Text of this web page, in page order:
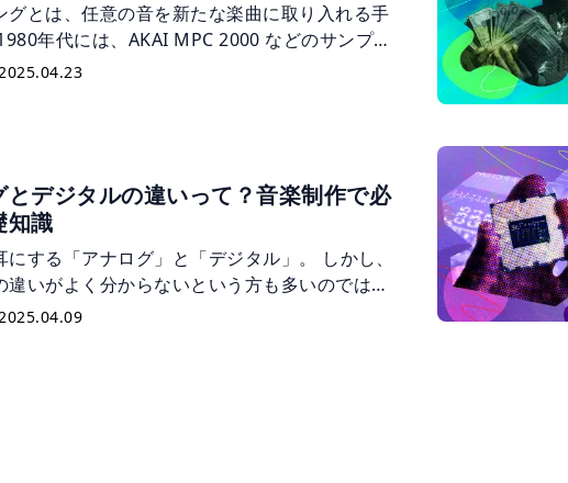
グとは、任意の音を新たな楽曲に取り入れる手
年代には、AKAI MPC 2000 などのサンプラ
、サンプリング技術が大きく発展しました。当
元となる音は、既存の楽曲が使われることもあ
の身近な音が取り入れられることもあり、楽曲
な魅力をもたらします。 今回はサンプリングの
加え、活用例をご紹介します！
とデジタルの違いって？音楽制作で必
知識
にする「アナログ」と「デジタル」。 しかし、
違いがよく分からないという方も多いのではな
か。 アナログとデジタルの違いは、 音楽制作を